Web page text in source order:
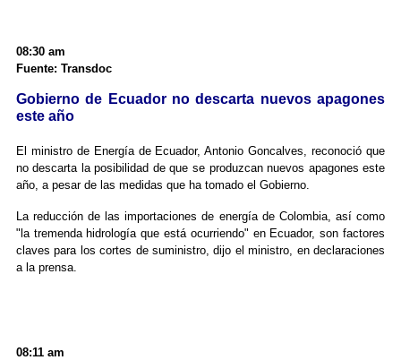
08:30 am
Fuente: Transdoc
Gobierno de Ecuador no descarta nuevos apagones
este año
El ministro de Energía de Ecuador, Antonio Goncalves, reconoció que
no descarta la posibilidad de que se produzcan nuevos apagones este
año, a pesar de las medidas que ha tomado el Gobierno.
La reducción de las importaciones de energía de Colombia, así como
"la tremenda hidrología que está ocurriendo" en Ecuador, son factores
claves para los cortes de suministro, dijo el ministro, en declaraciones
a la prensa.
08:11 am